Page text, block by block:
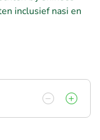
inclusief nasi en